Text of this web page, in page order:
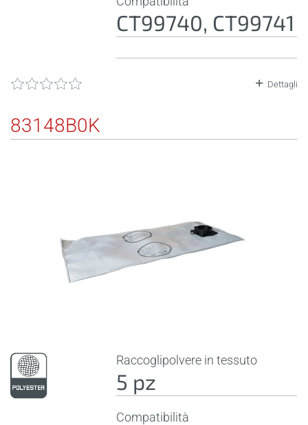
CT99740, CT99741
Dettagli
83148B0K
Raccoglipolvere in tessuto
5 pz
Compatibilità